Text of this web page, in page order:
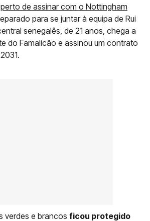
de assinar com o Nottingham
para se juntar à equipa de Rui
senegalês, de 21 anos, chega a
do Famalicão e assinou um contrato
verdes e brancos ficou protegido